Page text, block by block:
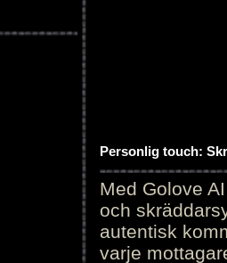
Personlig touch:
Med Golove
och
autentisk
varje